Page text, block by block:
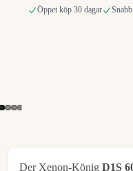
Öppet köp 30 dagar
Der Xenon-König D1S